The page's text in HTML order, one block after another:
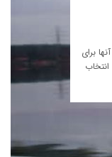
برای